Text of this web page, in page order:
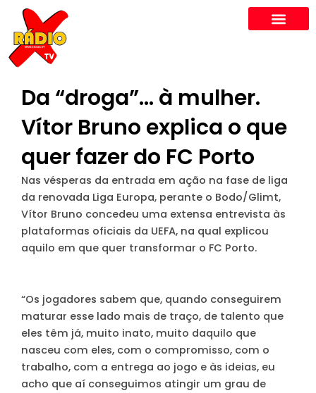
content
Da “droga”… à mulher.
Vítor Bruno explica o que
quer fazer do FC Porto
Nas vésperas da entrada em ação na fase de liga
da renovada Liga Europa, perante o Bodo/Glimt,
Vítor Bruno concedeu uma extensa entrevista às
plataformas oficiais da UEFA, na qual explicou
aquilo em que quer transformar o FC Porto.
“Os jogadores sabem que, quando conseguirem
maturar esse lado mais de traço, de talento que
eles têm já, muito inato, muito daquilo que
nasceu com eles, com o compromisso, com o
trabalho, com a entrega ao jogo e às ideias, eu
acho que aí conseguimos atingir um grau de